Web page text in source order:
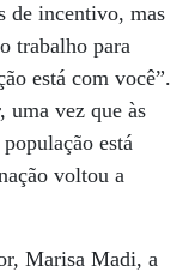
de incentivo, mas
trabalho para
está com você”.
uma vez que às
está
voltou a
Marisa Madi, a